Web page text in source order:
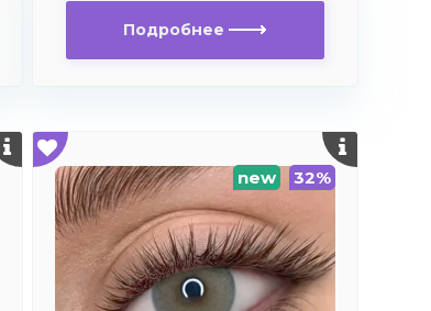
Подробнее
new 32%